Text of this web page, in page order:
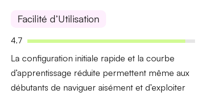
Facilité d’Utilisation
4.7
Laconfiguration initiale rapide et la courbe
d’apprentissage réduite permettent même aux
débutants de naviguer aisément et d’exploiter